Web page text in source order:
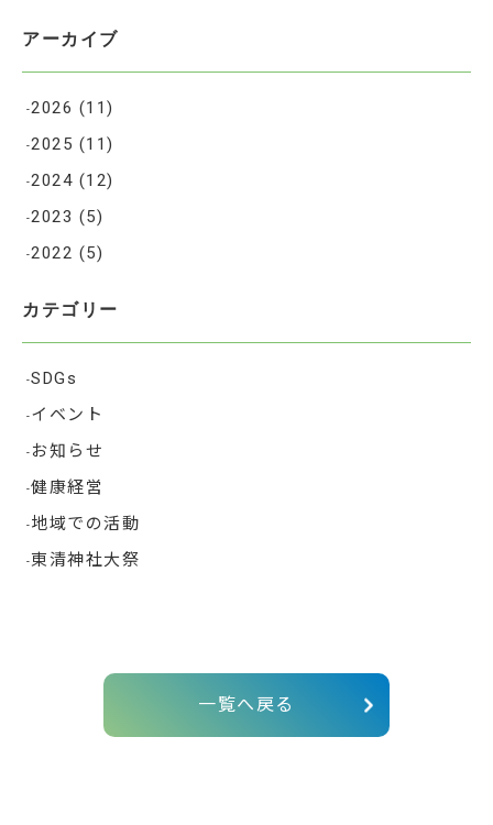
アーカイブ
2026 (11)
2025 (11)
2024 (12)
2023 (5)
2022 (5)
カテゴリー
SDGs
イベント
お知らせ
健康経営
地域での活動
東清神社大祭
一覧へ戻る